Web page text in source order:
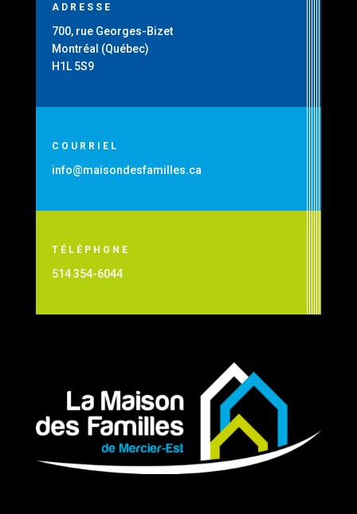
ADRESSE
700, rue Georges-Bizet
Montréal (Québec)
H1L 5S9
COURRIEL
info@maisondesfamilles.ca
TÉLÉPHONE
514 354-6044